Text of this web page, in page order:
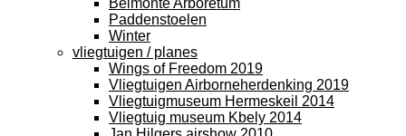
Belmonte Arboretum
Paddenstoelen
Winter
vliegtuigen / planes
Wings of Freedom 2019
Vliegtuigen Airborneherdenking 2019
Vliegtuigmuseum Hermeskeil 2014
Vliegtuig museum Kbely 2014